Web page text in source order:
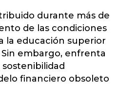
durante más de
de las condiciones
la educación superior
embargo, enfrenta
financiero obsoleto